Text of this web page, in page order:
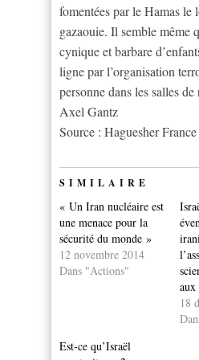
fomentées par le Hamas
gazaouie. Il semble même
cynique et barbare
ligne par l’organisation
personne dans les salles
Axel Gantz
Source : Haguesher France
SIMILAIRE
« Un Iran nucléaire est
une menace pour la
sécurité du monde »
12 novembre 2014
Dans "Actions"
aux
18
Est-ce qu’Israël